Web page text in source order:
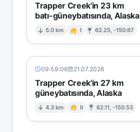
Trapper Creek'in 23 km
batı-güneybatısında, Alaska
5.0 km I 62.25, -150.67
09:59:06 21.07.2026
Trapper Creek'in 27 km
güneybatısında, Alaska
4.3 km II 62.11, -150.53